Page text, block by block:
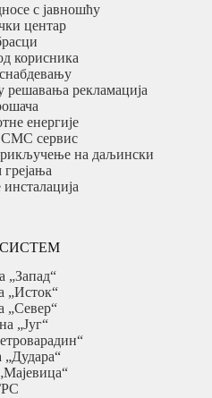
с јавношћу
центар
корисника
рекламација
енергије
СМС сервис
на даљински
грејања
„Запад“
„Исток“
„Север“
„Југ“
„Дудара“